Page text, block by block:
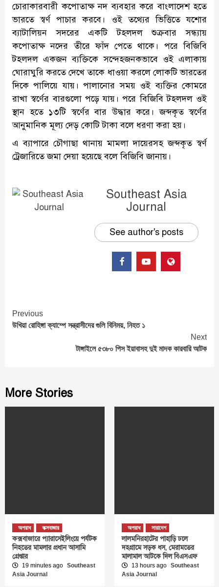
চোরাকারবারী কপোতাক্ষ নদ ব্যবহার করে বাংলাদেশ হতে
ভারতে স্বর্ণ পাচার করবে। ওই তথ্যের ভিত্তিতে যশোর
ব্যাটালিয়ন সদরের একটি টহলদল শুক্রবার সন্ধ্যায়
কপোতাক্ষ নদের তীরে ফাঁদ পেতে থাকে। পরে বিজিবি
টহলদল একজন ব্যক্তিকে সন্দেহজনকভাবে ওই এলাকায়
ঘোরাঘুরি করতে দেখে তাকে ধাওয়া করলে লোকটি ভারতের
দিকে পালিয়ে যায়। পালানোর সময় ওই ব্যক্তির কোমরে
রাখা স্বর্ণের বারগুলো পড়ে যায়। পরে বিজিবি টহলদল ওই
স্থান হতে ১৩টি স্বর্ণের বার উদ্ধার করে। জব্দকৃত স্বর্ণের
আনুমানিক মূল্য দেড় কোটি টাকা বলে ধরণা করা হয়।
এ ব্যাপারে চৌগাছা থানায় মামলা দায়েরসহ জব্দকৃত স্বর্ণ
ট্রেজারিতে জমা দেয়া হয়েছে বলে বিজিবি জানায়।
Southeast Asia
Journal
See author's posts
Continue
Reading
Previous
উখিয়া রোহিঙ্গা ক্যাম্পে সন্ত্রাসীদের গুলি বিনিময়, নিহত ১
Next
টাঙ্গাইলে ৫৩৮০ পিস ইয়াবাসহ দুই মাদক কারবারি আটক
More Stories
অপরাধ কক্সবাজার
কক্সবাজারে প্যারাসেইলিংয়ে পর্যটক
নিহতের মামলার প্রধান আসামি
গ্রেপ্তার
19 minutes ago Southeast
Asia Journal
অপরাধ সারাদেশ
লালমনিরহাটের পাহাড়ি ঢলে
দহগ্রামে সড়ক ধস, মেরামতের
মালামাল আটকে দিল বিএসএফ
13 hours ago Southeast
Asia Journal